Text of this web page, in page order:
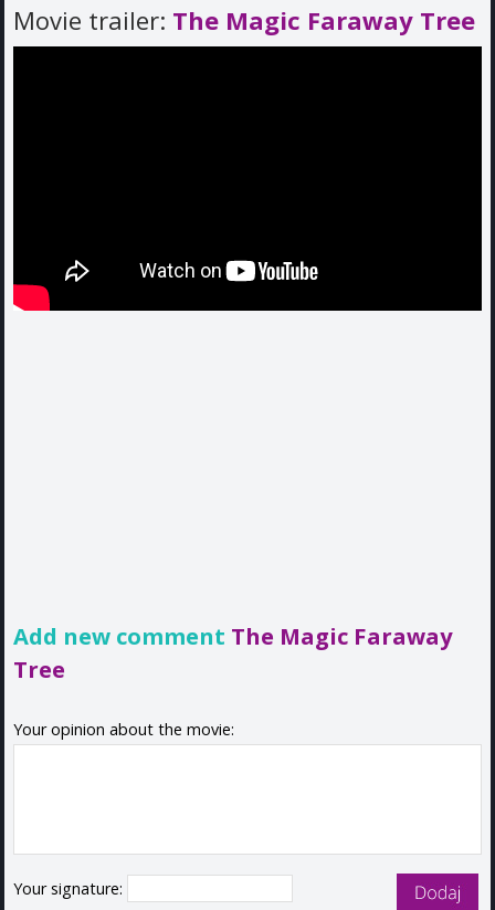
Movie trailer: The Magic Faraway Tree
Add new comment The Magic Faraway
Tree
Your opinion about the movie:
Your signature: